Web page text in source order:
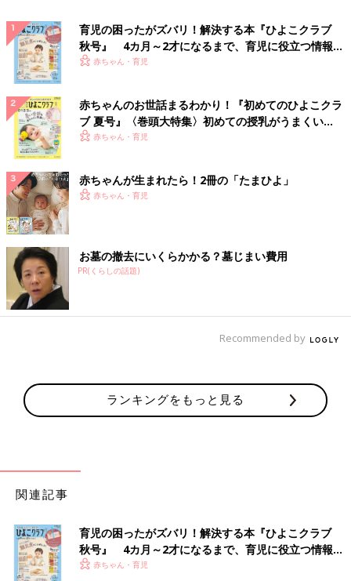
育児の困ったがズバリ！解決する本『ひよこクラブ
秋号』 4カ月～2才になるまで、育児に役立つ情報が
いっぱい！
赤ちゃん・育児
赤ちゃんのお世話まるわかり！『初めてのひよこクラ
ブ 夏号』〈巻頭大特集〉初めての授乳がうまくい
く！ おっぱい・ミルクの基本と夏のトラブル 解決テ
赤ちゃん・育児
赤ちゃんが生まれたら！2冊の「たまひよ」
赤ちゃん・育児
お墓の撤去にいくらかかる？墓じまい費用
PR(くらしの話題)
Recommended by
ランキングをもっと見る
関連記事
育児の困ったがズバリ！解決する本『ひよこクラブ
秋号』 4カ月～2才になるまで、育児に役立つ情報が
いっぱい！
赤ちゃん・育児